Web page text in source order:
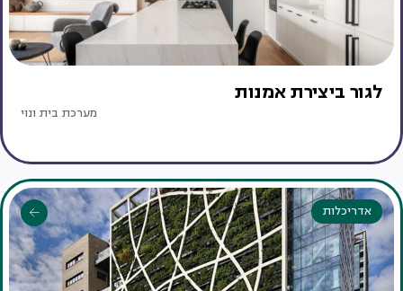
לגור ביצירת אמנות
מערכת בית ונוי
אדריכלות